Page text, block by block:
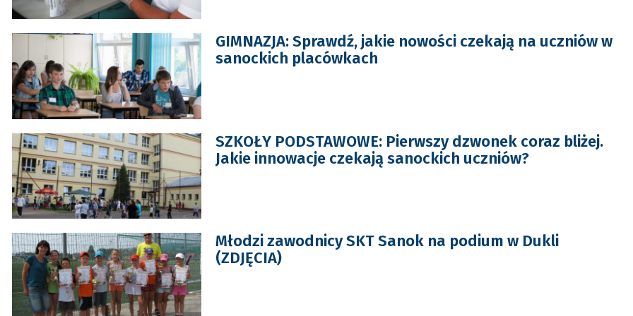
GIMNAZJA: Sprawdź, jakie nowości czekają na uczniów w
sanockich placówkach
SZKOŁY PODSTAWOWE: Pierwszy dzwonek coraz bliżej.
Jakie innowacje czekają sanockich uczniów?
Młodzi zawodnicy SKT Sanok na podium w Dukli
(ZDJĘCIA)